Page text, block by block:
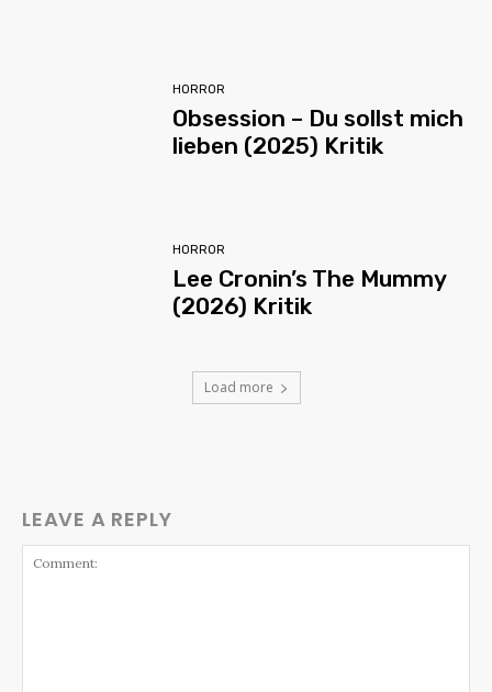
HORROR
Obsession – Du sollst mich
lieben (2025) Kritik
HORROR
Lee Cronin’s The Mummy
(2026) Kritik
Load more
LEAVE A REPLY